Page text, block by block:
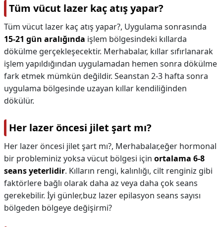
Tüm vücut lazer kaç atış yapar?
Tüm vücut lazer kaç atış yapar?, Uygulama sonrasında
15-21 gün aralığında işlem bölgesindeki kıllarda
dökülme gerçekleşecektir. Merhabalar, kıllar sıfırlanarak
işlem yapıldığından uygulamadan hemen sonra dökülme
fark etmek mümkün değildir. Seanstan 2-3 hafta sonra
uygulama bölgesinde uzayan kıllar kendiliğinden
dökülür.
Her lazer öncesi jilet şart mı?
Her lazer öncesi jilet şart mı?, Merhabalar,eğer hormonal
bir probleminiz yoksa vücut bölgesi için ortalama 6-8
seans yeterlidir. Kılların rengi, kalınlığı, cilt renginiz gibi
faktörlere bağlı olarak daha az veya daha çok seans
gerekebilir. İyi günler,buz lazer epilasyon seans sayısı
bölgeden bölgeye değişirmi?